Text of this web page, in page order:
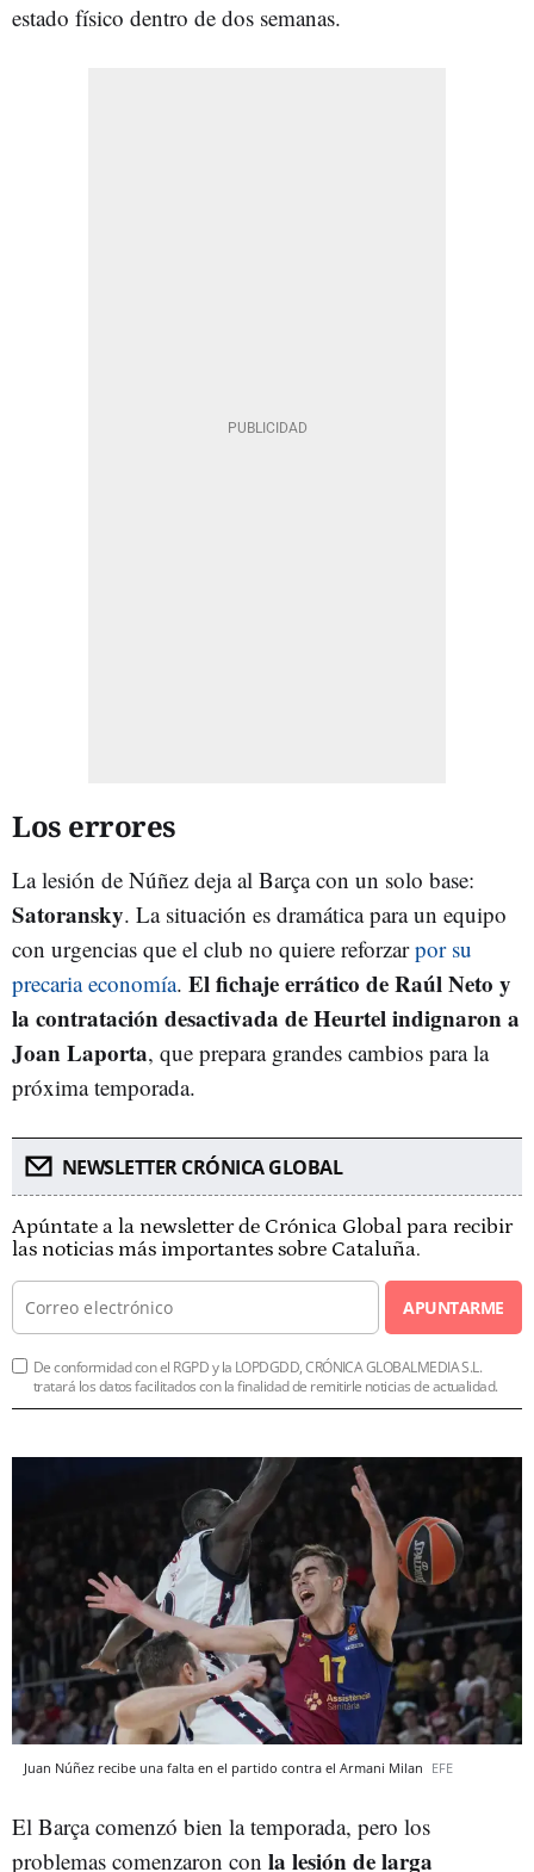
estado físico dentro de dos semanas.
Los errores
La lesión de Núñez deja al Barça con un solo base:
Satoransky. La situación es dramática para un equipo
con urgencias que el club no quiere reforzarpor su
precaria economía. El fichaje errático de Raúl Neto y
la contratación desactivada de Heurtel indignaron a
Joan Laporta, que prepara grandes cambios para la
próxima temporada.
NEWSLETTER CRÓNICA GLOBAL
Apúntate a la newsletter de Crónica Global para recibir
las noticias más importantes sobre Cataluña.
APUNTARME
De conformidad con el RGPD y la LOPDGDD, CRÓNICA GLOBALMEDIA S.L.
tratará los datos facilitados con la finalidad de remitirle noticias de actualidad.
Juan Núñez recibe una falta en el partido contra el Armani Milan EFE
El Barça comenzó bien la temporada, pero los
problemas comenzaron con la lesión de larga